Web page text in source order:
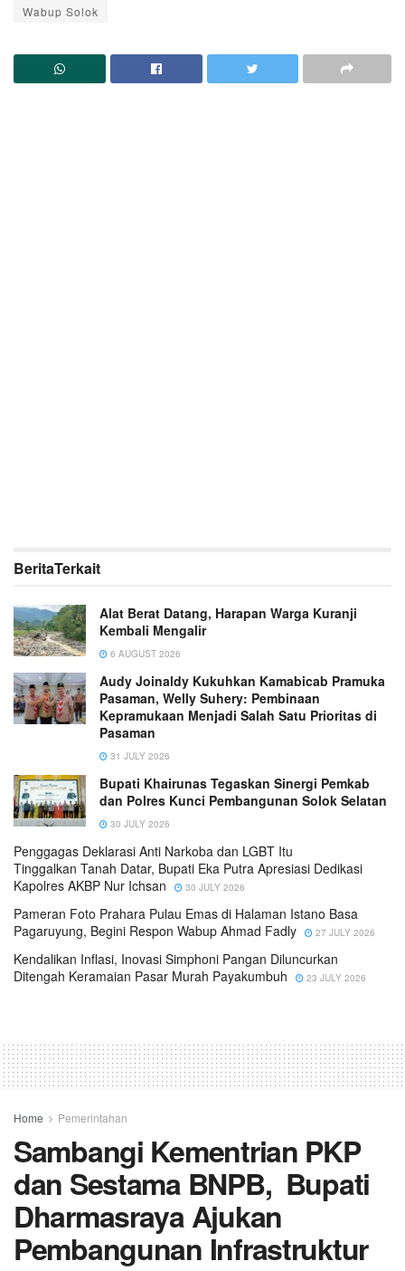
Wabup Solok
BeritaTerkait
Alat Berat Datang, Harapan Warga Kuranji
Kembali Mengalir
6 AUGUST 2026
Audy Joinaldy Kukuhkan Kamabicab Pramuka
Pasaman, Welly Suhery: Pembinaan
Kepramukaan Menjadi Salah Satu Prioritas di
Pasaman
31 JULY 2026
Bupati Khairunas Tegaskan Sinergi Pemkab
dan Polres Kunci Pembangunan Solok Selatan
30 JULY 2026
Penggagas Deklarasi Anti Narkoba dan LGBT Itu
Tinggalkan Tanah Datar, Bupati Eka Putra Apresiasi Dedikasi
Kapolres AKBP Nur Ichsan
30 JULY 2026
Pameran Foto Prahara Pulau Emas di Halaman Istano Basa
Pagaruyung, Begini Respon Wabup Ahmad Fadly
27 JULY 2026
Kendalikan Inflasi, Inovasi Simphoni Pangan Diluncurkan
Ditengah Keramaian Pasar Murah Payakumbuh
23 JULY 2026
Home Pemerintahan
Sambangi Kementrian PKP
dan Sestama BNPB, Bupati
Dharmasraya Ajukan
Pembangunan Infrastruktur